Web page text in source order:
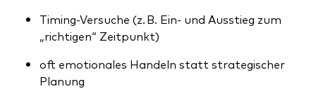
Timing-Versuche (z. B. Ein- und Ausstieg zum
„richtigen“ Zeitpunkt)
oft emotionales Handeln statt strategischer
Planung